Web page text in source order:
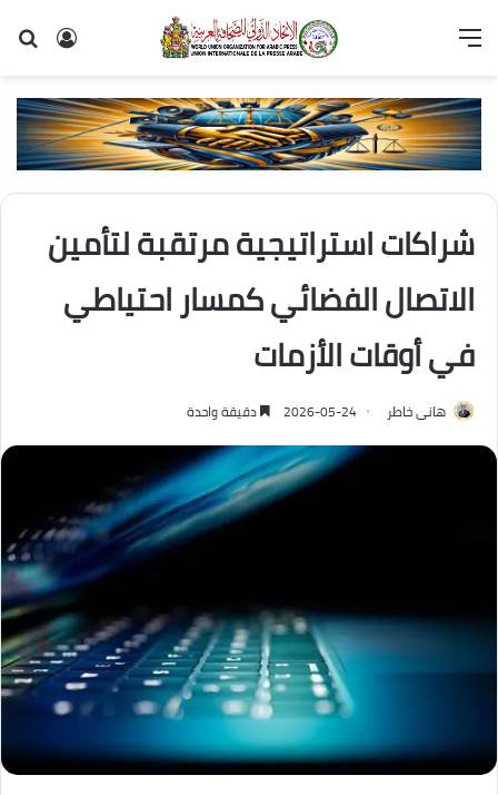
تسجيل
القائمة
شراكات استراتيجية مرتقبة لتأمين
الاتصال الفضائي كمسار احتياطي
في أوقات الأزمات
هانى خاطر 2026-05-24 دقيقة واحدة